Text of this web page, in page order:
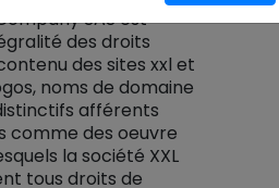
SAS est
des droits
des sites xxl et
noms de domaine
afférents
comme des oeuvre
la société XXL
tous droits de